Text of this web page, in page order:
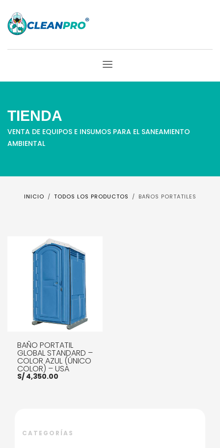
TIENDA
VENTA DE EQUIPOS E INSUMOS PARA EL SANEAMIENTO
AMBIENTAL
INICIO TODOS LOS PRODUCTOS BAÑOS PORTATILES
BAÑO PORTATIL
GLOBAL STANDARD –
COLOR AZUL (ÚNICO
COLOR) – USA
S/ 4,350.00
CATEGORÍAS